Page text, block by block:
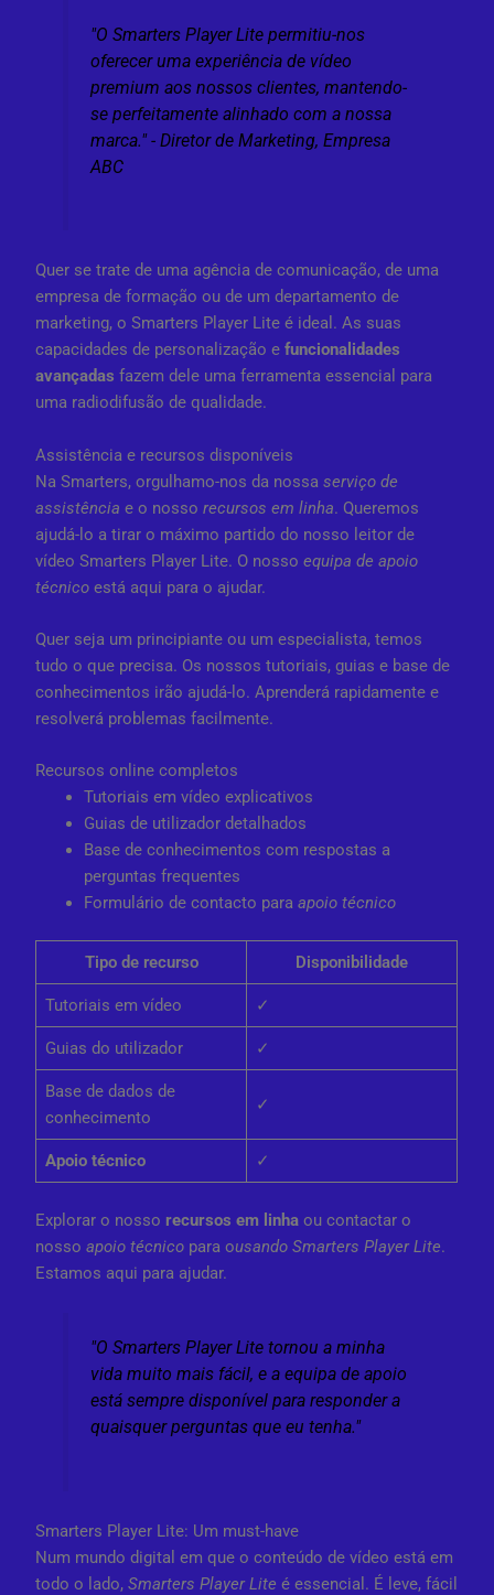
"O Smarters Player Lite permitiu-nos
oferecer uma experiência de vídeo
premium aos nossos clientes, mantendo-
se perfeitamente alinhado com a nossa
marca." - Diretor de Marketing, Empresa
ABC
Quer se trate de uma agência de comunicação, de uma
empresa de formação ou de um departamento de
marketing, o Smarters Player Lite é ideal. As suas
capacidades de personalização efuncionalidades
avançadas fazem dele uma ferramenta essencial para
uma radiodifusão de qualidade.
Assistência e recursos disponíveis
Na Smarters, orgulhamo-nos da nossaserviço de
assistência e o nossorecursos em linha. Queremos
ajudá-lo a tirar o máximo partido do nosso leitor de
vídeo Smarters Player Lite. O nossoequipa de apoio
técnico está aqui para o ajudar.
Quer seja um principiante ou um especialista, temos
tudo o que precisa. Os nossos tutoriais, guias e base de
conhecimentos irão ajudá-lo. Aprenderá rapidamente e
resolverá problemas facilmente.
Recursos online completos
Tutoriais em vídeo explicativos
Guias de utilizador detalhados
Base de conhecimentos com respostas a
perguntas frequentes
Formulário de contacto paraapoio técnico
Tipo de recurso Disponibilidade
Tutoriais em vídeo ✓
Guias do utilizador ✓
Base de dados de
conhecimento
✓
Apoio técnico ✓
Explorar o nosso recursos em linha ou contactar o
nossoapoio técnico para ousando Smarters Player Lite.
Estamos aqui para ajudar.
"O Smarters Player Lite tornou a minha
vida muito mais fácil, e a equipa de apoio
está sempre disponível para responder a
quaisquer perguntas que eu tenha."
Smarters Player Lite: Um must-have
Num mundo digital em que o conteúdo de vídeo está em
todo o lado,Smarters Player Lite é essencial. É leve, fácil